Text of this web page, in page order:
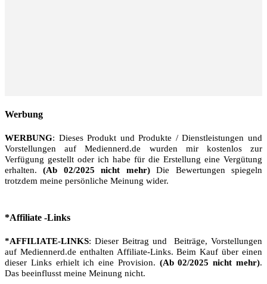
Werbung
WERBUNG: Dieses Produkt und Produkte / Dienstleistungen und
Vorstellungen auf Mediennerd.de wurden mir kostenlos zur
Verfügung gestellt oder ich habe für die Erstellung eine Vergütung
erhalten.(Ab 02/2025 nicht mehr)Die Bewertungen spiegeln
trotzdem meine persönliche Meinung wider.
*Affiliate -Links
*AFFILIATE-LINKS: Dieser Beitrag und Beiträge, Vorstellungen
auf Mediennerd.de enthalten Affiliate-Links. Beim Kauf über einen
dieser Links erhielt ich eine Provision. (Ab 02/2025 nicht mehr).
Das beeinflusst meine Meinung nicht.